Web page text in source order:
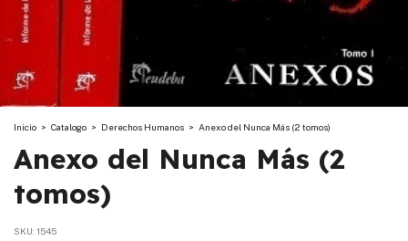
Inicio > Catalogo > Derechos Humanos > Anexo del Nunca Más (2 tomos)
Anexo del Nunca Más (2
tomos)
SKU: 1545